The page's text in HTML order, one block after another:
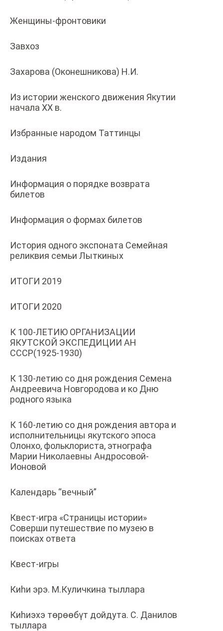
Женщины-фронтовики
Завхоз
Захарова (Оконешникова) Н.И.
Из истории женского движения Якутии
начала ХХ в.
Избранные народом Таттинцы
Издания
Информация о порядке возврата
билетов
Информация о формах билетов
История одного экспоната Семейная
реликвия семьи Лыткиных
ИТОГИ 2019
ИТОГИ 2020
К 100-ЛЕТИЮ ОРГАНИЗАЦИИ
ЯКУТСКОЙ ЭКСПЕДИЦИИ АН
СССР(1925-1930)
К 130-летию со дня рождения Семена
Андреевича Новгородова и ко Дню
родного языка
К 160-летию со дня рождения автора и
исполнительницы якутского эпоса
Олонхо, фольклориста, этнографа
Марии Николаевны Андросовой-
Ионовой
Календарь “вечный”
Квест-игра «Страницы истории»
Соверши путешествие по музею в
поисках ответа
Квест-игры
Киһи эрэ. М.Куличкина тыллара
Киһиэхэ тɵрɵɵбүт дойдута. С. Данилов
тыллара